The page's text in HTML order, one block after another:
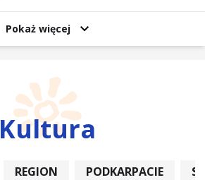
Pokaż więcej
Kultura
REGION PODKARPACIE